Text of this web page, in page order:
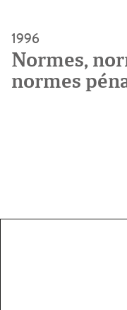
1996
Normes,
normes
[Séminaire